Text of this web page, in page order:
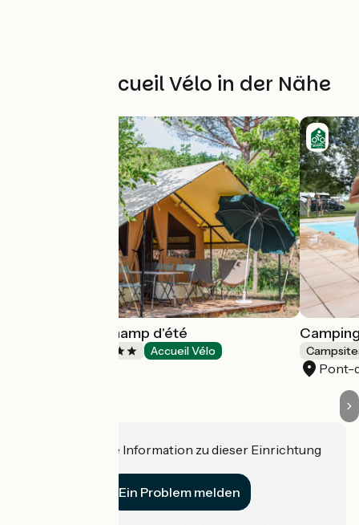
Weitere Accueil Vélo in der Nähe
Campsite Le Champ d'été
Accueil Vélo
Pont-
Haben Sie eine Information zu dieser Einrichtung
Ein Problem melden